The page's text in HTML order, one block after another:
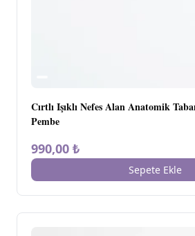
Cırtlı Işıklı Nefes Alan Anatomik
Pembe
990,00 ₺
Sepete Ekle